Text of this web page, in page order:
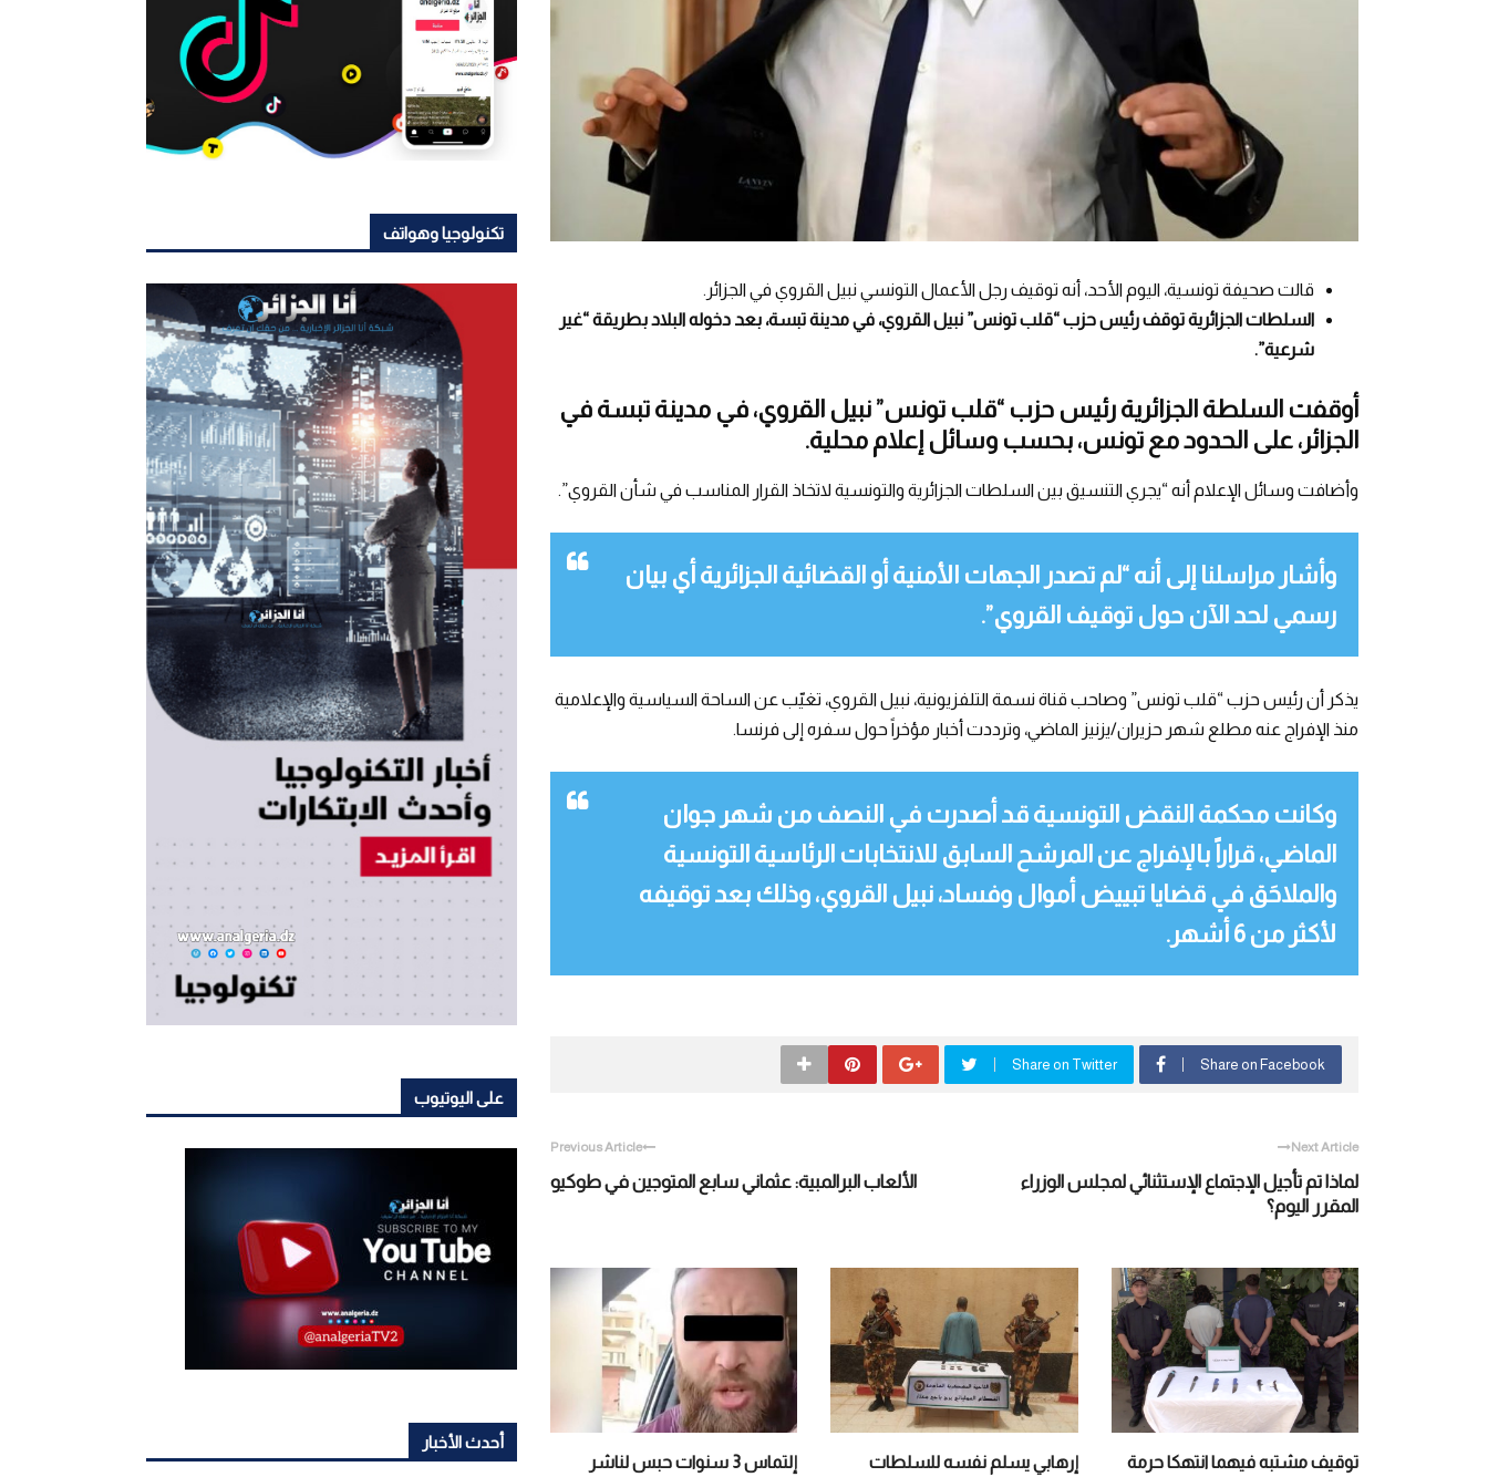
قالت صحيفة تونسية، اليوم الأحد، أنه توقيف رجل الأعمال التونسي نبيل القروي في الجزائر.
السلطات الجزائرية توقف رئيس حزب “قلب تونس” نبيل القروي، في مدينة تبسة، بعد دخوله البلاد بطريقة “غير
شرعية”.
أوقفت السلطة الجزائرية رئيس حزب “قلب تونس” نبيل القروي، في مدينة تبسة في
الجزائر، على الحدود مع تونس، بحسب وسائل إعلام محلية.
وأضافت وسائل الإعلام أنه “يجري التنسيق بين السلطات الجزائرية والتونسية لاتخاذ القرار المناسب في شأن القروي”.
وأشار مراسلنا إلى أنه “لم تصدر الجهات الأمنية أو القضائية الجزائرية أي بيان
رسمي لحد الآن حول توقيف القروي”.
يذكر أن رئيس حزب “قلب تونس” وصاحب قناة نسمة التلفزيونية، نبيل القروي، تغيّب عن الساحة السياسية والإعلامية
منذ الإفراج عنه مطلع شهر حزيران/يزنيز الماضي، وترددت أخبار مؤخراً حول سفره إلى فرنسا.
وكانت محكمة النقض التونسية قد أصدرت في النصف من شهر جوان
الماضي، قراراً بالإفراج عن المرشح السابق للانتخابات الرئاسية التونسية
والملاحَق في قضايا تبييض أموال وفساد، نبيل القروي، وذلك بعد توقيفه
لأكثر من 6 أشهر.
Share on Facebook
Share on Twitter
Previous Article
الألعاب البرالمبية: عثماني سابع المتوجين في طوكيو
Next Article
لماذا تم تأجيل الإجتماع الإستثنائي لمجلس الوزراء
المقرر اليوم؟
توقيف مشتبه فيهما انتهكا حرمة
إرهابي يسلم نفسه للسلطات
إلتماس 3 سنوات حبس لناشر
تكنولوجيا وهواتف
على اليوتيوب
أحدث الأخبار